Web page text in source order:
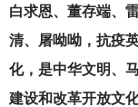
白求恩、董存端、
清、屠呦呦，抗疫
化，是中华文明、
建设和改革开放文